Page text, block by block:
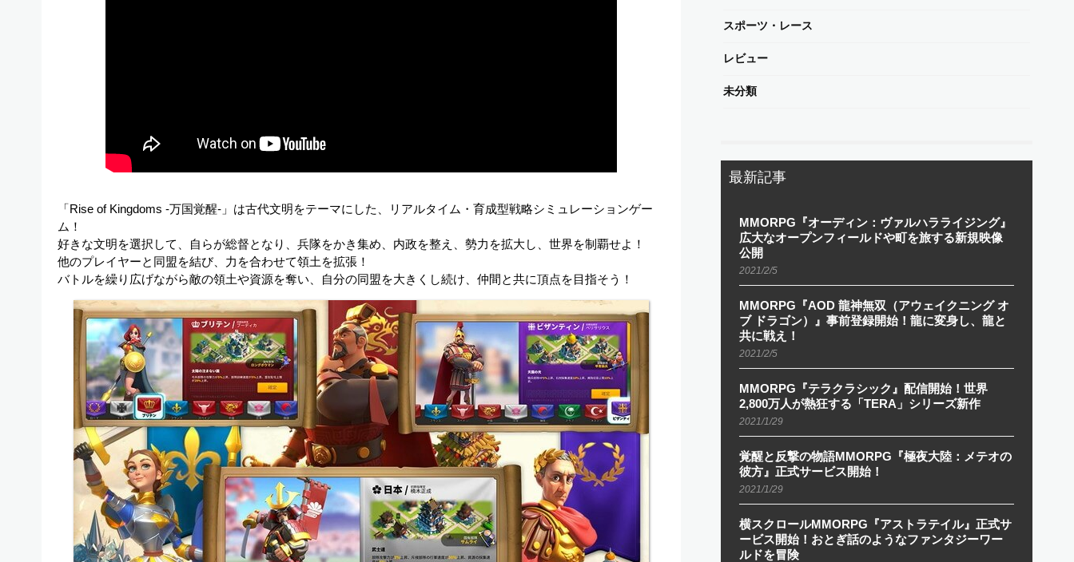
「Rise of Kingdoms -万国覚醒-」は古代文明をテーマにした、リアルタイム・育成型戦略シミュレーションゲー
ム！
好きな文明を選択して、自らが総督となり、兵隊をかき集め、内政を整え、勢力を拡大し、世界を制覇せよ！
他のプレイヤーと同盟を結び、力を合わせて領土を拡張！
バトルを繰り広げながら敵の領土や資源を奪い、自分の同盟を大きくし続け、仲間と共に頂点を目指そう！
スポーツ・レース
レビュー
未分類
最新記事
MMORPG『オーディン：ヴァルハラライジング』
広大なオープンフィールドや町を旅する新規映像
公開
2021/2/5
MMORPG『AOD 龍神無双（アウェイクニング オ
ブ ドラゴン）』事前登録開始！龍に変身し、龍と
共に戦え！
2021/2/5
MMORPG『テラクラシック』配信開始！世界
2,800万人が熱狂する「TERA」シリーズ新作
2021/1/29
覚醒と反撃の物語MMORPG『極夜大陸：メテオの
彼方』正式サービス開始！
2021/1/29
横スクロールMMORPG『アストラテイル』正式サ
ービス開始！おとぎ話のようなファンタジーワー
ルドを冒険